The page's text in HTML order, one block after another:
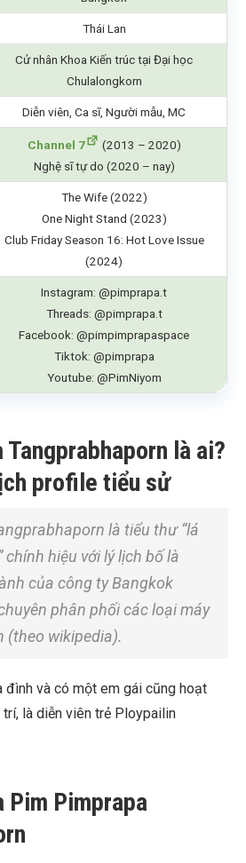
Thái Lan
Cử nhân Khoa Kiến trúc tại Đại học
Chulalongkorn
Diễn viên, Ca sĩ, Người mẫu, MC
Channel 7
(2013 – 2020)
Nghệ sĩ tự do (2020 – nay)
The Wife (2022)
One Night Stand (2023)
Club Friday Season 16: Hot Love Issue
(2024)
Instagram: @pimprapa.t
Threads: @pimprapa.t
Facebook: @pimpimprapaspace
Tiktok: @pimprapa
Youtube: @PimNiyom
Tangprabhaporn là ai?
profile tiểu sử
là tiểu thư “lá
chính hiệu với lý lịch bố là
của công ty Bangkok
phân phối các loại máy
(theo wikipedia).
đình và có một em gái cũng hoạt
là diễn viên trẻ Ploypailin
Pim Pimprapa